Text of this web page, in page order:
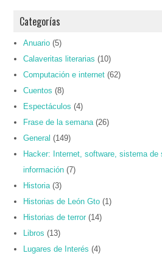
Categorías
Anuario (5)
Calaveritas literarias (10)
Computación e internet (62)
Cuentos (8)
Espectáculos (4)
Frase de la semana (26)
General (149)
Hacker: Internet, software, sistema de
información (7)
Historia (3)
Historias de León Gto (1)
Historias de terror (14)
Libros (13)
Lugares de Interés (4)